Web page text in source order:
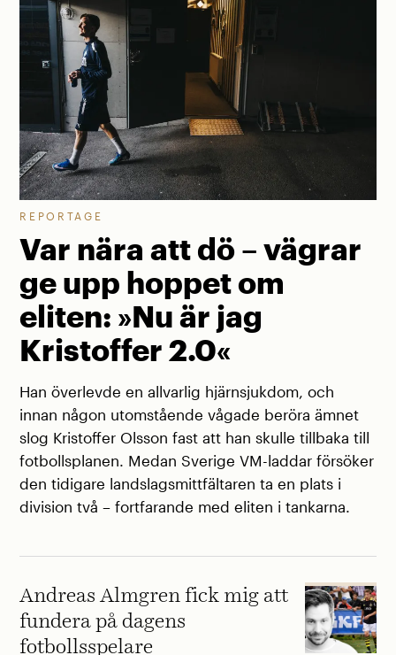
REPORTAGE
Var nära att dö – vägrar
ge upp hoppet om
eliten: »Nu är jag
Kristoffer 2.0«
Han överlevde en allvarlig hjärnsjukdom, och
innan någon utomstående vågade beröra ämnet
slog Kristoffer Olsson fast att han skulle tillbaka till
fotbollsplanen. Medan Sverige VM-laddar försöker
den tidigare landslagsmittfältaren ta en plats i
division två – fortfarande med eliten i tankarna.
Andreas Almgren fick mig att
fundera på dagens
fotbollsspelare